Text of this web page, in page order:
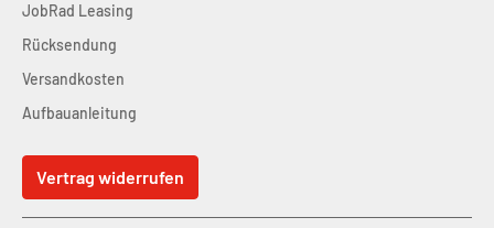
JobRad Leasing
Rücksendung
Versandkosten
Aufbauanleitung
Vertrag widerrufen